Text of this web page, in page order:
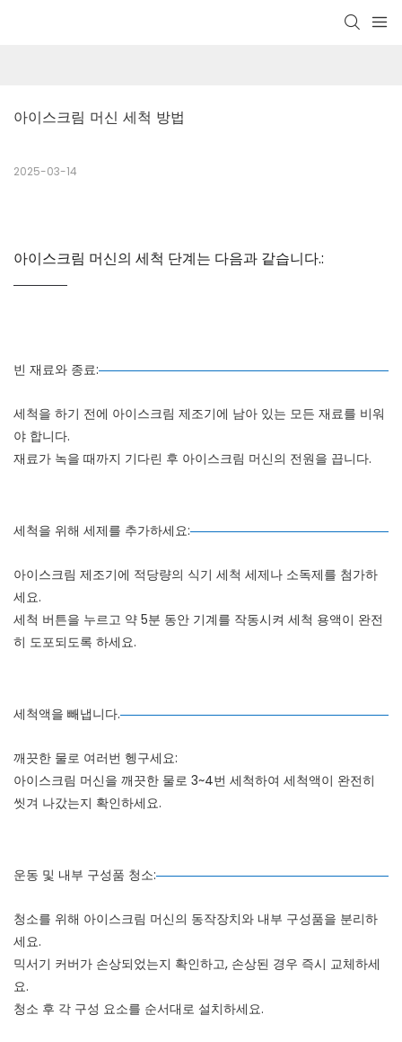
아이스크림 머신 세척 방법
2025-03-14
아이스크림 머신의 세척 단계는 다음과 같습니다.:
빈 재료와 종료:
세척을 하기 전에 아이스크림 제조기에 남아 있는 모든 재료를 비워
야 합니다.
재료가 녹을 때까지 기다린 후 아이스크림 머신의 전원을 끕니다.
세척을 위해 세제를 추가하세요:
아이스크림 제조기에 적당량의 식기 세척 세제나 소독제를 첨가하
세요.
세척 버튼을 누르고 약 5분 동안 기계를 작동시켜 세척 용액이 완전
히 도포되도록 하세요.
세척액을 빼냅니다.
깨끗한 물로 여러번 헹구세요:
아이스크림 머신을 깨끗한 물로 3~4번 세척하여 세척액이 완전히
씻겨 나갔는지 확인하세요.
운동 및 내부 구성품 청소:
청소를 위해 아이스크림 머신의 동작장치와 내부 구성품을 분리하
세요.
믹서기 커버가 손상되었는지 확인하고, 손상된 경우 즉시 교체하세
요.
청소 후 각 구성 요소를 순서대로 설치하세요.